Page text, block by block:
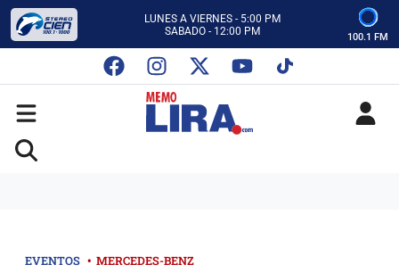
ESCUCHA AUTOS AL CIEN
CON MEMO LIRA Y SU EQUIPO
SABADO - 12:00 PM
ESCUCHA AUTOS AL CIEN
CON MEMO LIRA Y SU EQUIPO
LUNES A VIERNES - 5:00 PM
SABADO - 12:00 PM
100.1 FM
EVENTOS • MERCEDES-BENZ